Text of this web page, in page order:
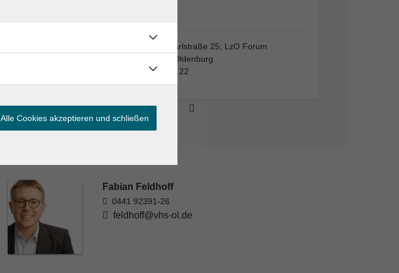
VHS, Karlstraße 25; LzO Forum
26123 Oldenburg
Raum 1.22
Fabian Feldhoff
0441 92391-26
feldhoff@vhs-ol.de
Alle Cookies akzeptieren und schließen